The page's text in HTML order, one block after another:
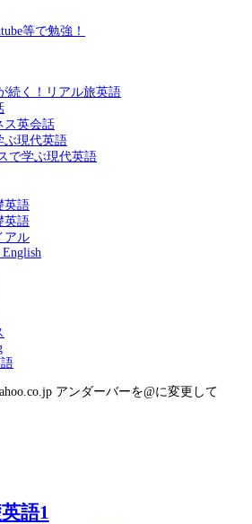
等で勉強！
続く！リアル旅英語
ス英会話
ぶ現代英語
で学ぶ現代英語
英語
英語
アル
アンダーバーを@に変更して
語1